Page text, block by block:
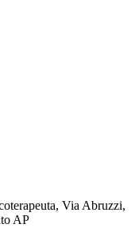
Via Abruzzi,
AP